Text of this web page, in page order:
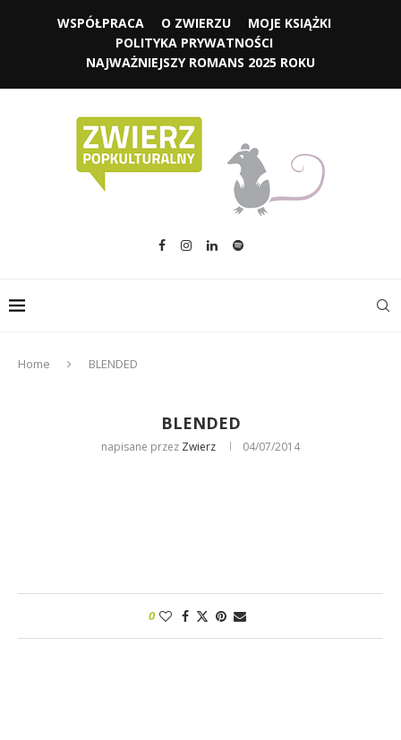
WSPÓŁPRACA O ZWIERZU
MOJE KSIĄŻKI
POLITYKA PRYWATNOŚCI
NAJWAŻNIEJSZY ROMANS 2025 ROKU
Home BLENDED
BLENDED
napisane przez Zwierz 04/07/2014
0